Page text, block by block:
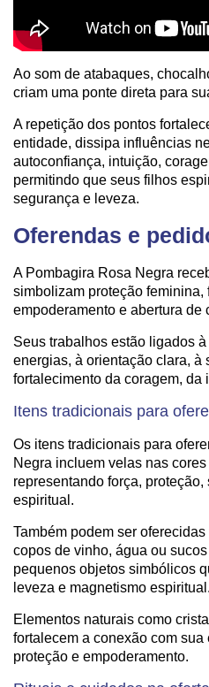
Ao som de atabaques,
criam uma ponte direta para
A repetição dos pontos
entidade, dissipa influências
autoconfiança, intuição,
permitindo que seus filhos
segurança e leveza.
Oferendas e
A Pombagira Rosa Negra
simbolizam proteção feminina,
empoderamento e abertura de
Seus trabalhos estão ligados
energias, à orientação clara, à
fortalecimento da coragem, da
Itens tradicionais para
Os itens tradicionais para
Negra incluem velas nas
representando força,
espiritual.
Também podem ser
copos de vinho, água ou
pequenos objetos simbólicos
leveza e magnetismo espiritual.
Elementos naturais como
fortalecem a conexão com
proteção e empoderamento.